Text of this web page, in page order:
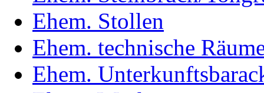
Ehem. Stollen
Ehem. technische
Ehem.